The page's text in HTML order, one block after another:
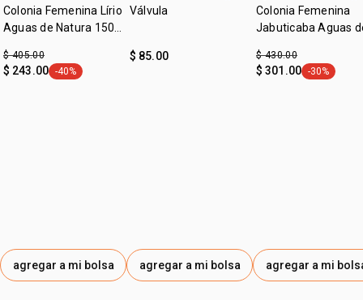
Colonia Femenina Lírio
Aguas de Natura 150
$ 405.00
$ 243.00 etiqueta -40%
-40%
agregar a mi bolsa
Válvula
$ 85.00
agregar a mi bolsa
Colonia Femenina
Jabuticaba Aguas de
$ 430.00
$ 301.00 etiqueta -
-30%
agregar a mi